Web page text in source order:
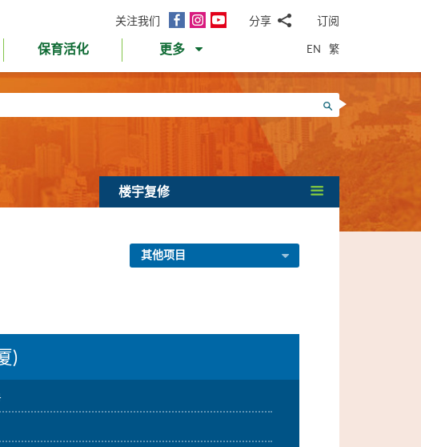
关注我们
面
InstagramYouTube分享
邮WhatsApp
微
信
面
书Twitter
LinkedIn
微
订阅
保育活化 更多 EN 繁
搜寻
楼宇复修
其他项目
)